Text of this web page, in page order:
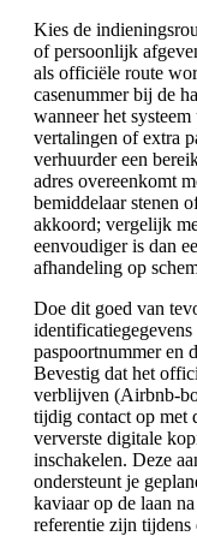
Kies de
of persoonlijk
als officiële route
casenummer bij de
wanneer het
vertalingen of extra
verhuurder een
adres overeenkomt
bemiddelaar stenen
akkoord; vergelijk
eenvoudiger is dan
afhandeling op
Doe dit goed van
paspoortnummer en
Bevestig dat het
verblijven (Airbnb-
tijdig contact op met
ververste digitale
inschakelen. Deze
ondersteunt je
kaviaar op de laan
referentie zijn tijdens